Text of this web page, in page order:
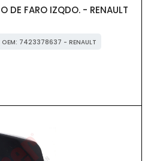
DE FARO IZQDO. - RENAULT
7423378637 - RENAULT